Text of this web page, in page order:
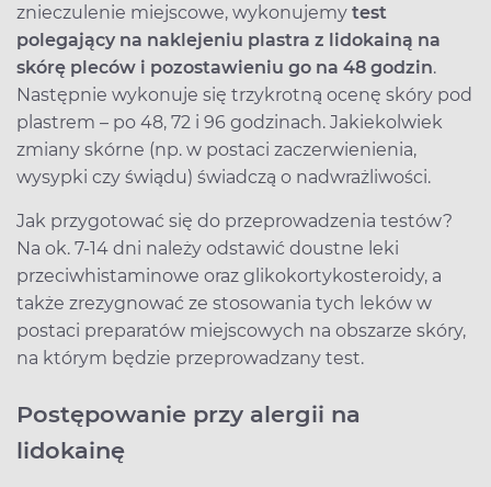
znieczulenie miejscowe, wykonujemy test
polegający na naklejeniu plastra z lidokainą na
skórę pleców i pozostawieniu go na 48 godzin.
Następnie wykonuje się trzykrotną ocenę skóry pod
plastrem – po 48, 72 i 96 godzinach. Jakiekolwiek
zmiany skórne (np. w postaci zaczerwienienia,
wysypki czy świądu) świadczą o nadwrażliwości.
Jak przygotować się do przeprowadzenia testów?
Na ok. 7-14 dni należy odstawić doustne leki
przeciwhistaminowe oraz glikokortykosteroidy, a
także zrezygnować ze stosowania tych leków w
postaci preparatów miejscowych na obszarze skóry,
na którym będzie przeprowadzany test.
Postępowanie przy alergii na
lidokainę